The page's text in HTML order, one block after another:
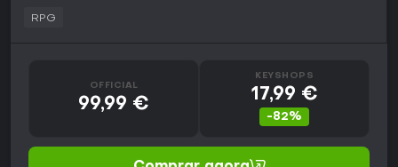
RPG
OFFICIAL
99,99 €
KEYSHOPS
17,99 €
-82%